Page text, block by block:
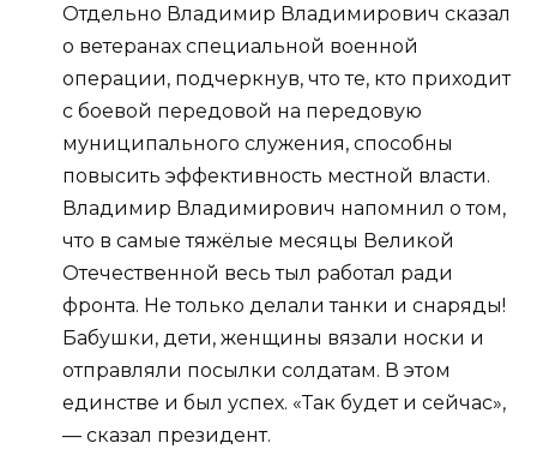
Отдельно Владимир Владимирович сказал
о ветеранах специальной военной
операции, подчеркнув, что те, кто приходит
с боевой передовой на передовую
муниципального служения, способны
повысить эффективность местной власти.
Владимир Владимирович напомнил о том,
что в самые тяжёлые месяцы Великой
Отечественной весь тыл работал ради
фронта. Не только делали танки и снаряды!
Бабушки, дети, женщины вязали носки и
отправляли посылки солдатам. В этом
единстве и был успех. «Так будет и сейчас»,
— сказал президент.